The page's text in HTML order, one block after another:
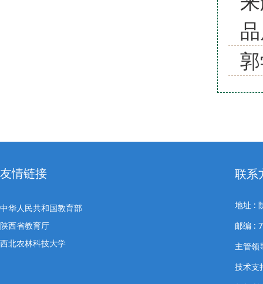
友情链接
中华人民共和国教育部
陕西省教育厅
西北农林科技大学
联系
地址 :
邮编 :
主管
技术支